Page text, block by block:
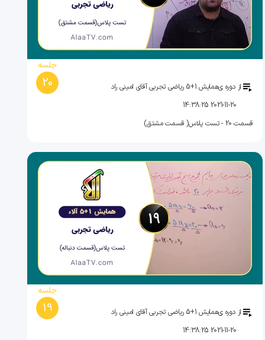
جلسه
20 از دوره یهمایش 1+5 ریاضی تجربی آقای امینی راد
2021-11-20 14:38:25
قسمت 20 - تست پلاس( قسمت مشتق)
جلسه
19 از دوره یهمایش 1+5 ریاضی تجربی آقای امینی راد
2021-11-20 14:38:25